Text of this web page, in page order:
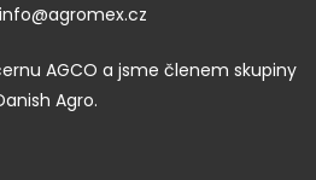
info@agromex.cz
AGCO a jsme členem skupiny
Agro.